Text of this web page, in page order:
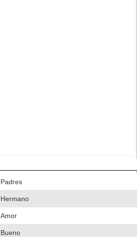
Padres
Hermano
Amor
Bueno